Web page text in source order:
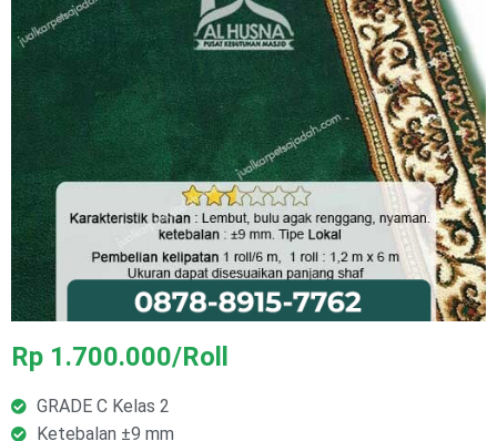
Rp 1.700.000/Roll
GRADE C Kelas 2
Ketebalan ±9 mm